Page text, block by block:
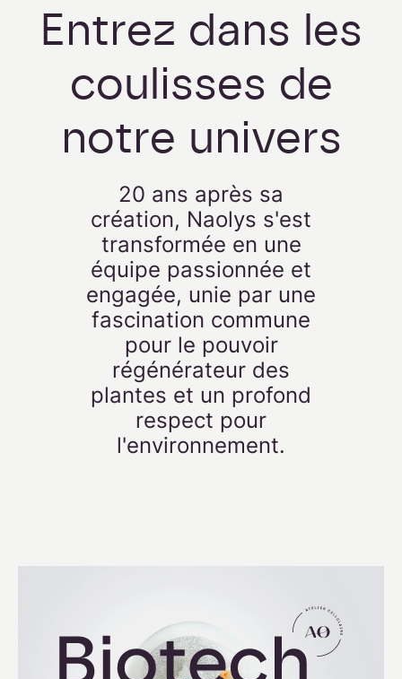
Entrez dans les
coulisses de
notre univers
20 ans après sa
création, Naolys s'est
transformée en une
équipe passionnée et
engagée, unie par une
fascination commune
pour le pouvoir
régénérateur des
plantes et un profond
respect pour
l'environnement.